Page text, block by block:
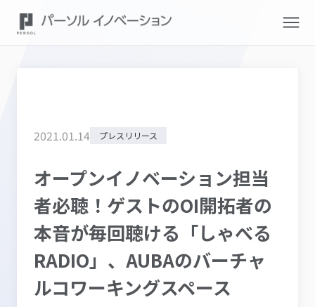
2021.01.14 プレスリリース
オープンイノベーション担当
者必聴！ゲストのOI開拓者の
本音が毎回聴ける「しゃべる
RADIO」、AUBAのバーチャ
ルコワーキングスペース